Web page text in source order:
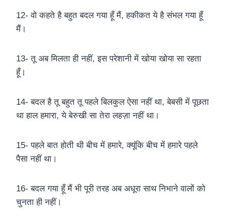
12- वो कहते है बहुत बदल गया हूँ मैं, हकीकत ये है संभल गया हूँ
मैं।
13- तू अब मिलता ही नहीं, इस परेशानी में खोया खोया सा रहता
हूँ।
14- बदल है तू बहुत तू पहले बिलकुल ऐसा नहीं था, बेबसी में पूछता
था हाल हमारा, ये बेरुखी सा तेरा लहज़ा नहीं था।
15- पहले बात होती थी बीच में हमारे, क्यूंकि बीच में हमारे पहले
पैसा नहीं था।
16- बदल गया हूँ मैं भी पूरी तरह अब अधूरा साथ निभाने वालों को
चुनता ही नहीं।